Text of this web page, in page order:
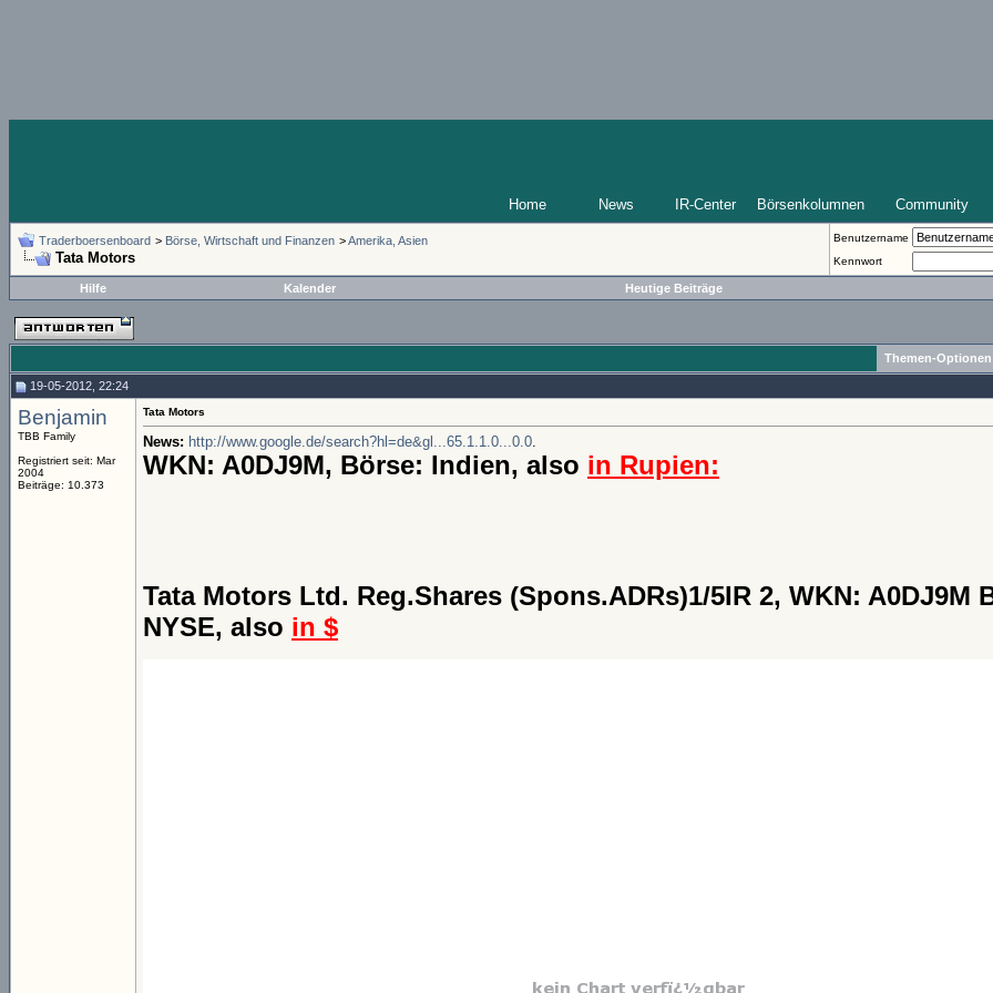
Home News IR-Center Börsenkolumnen Community
Traderboersenboard > Börse, Wirtschaft und Finanzen >Amerika, Asien
Tata Motors
Benutzername
Kennwort
Hilfe Kalender Heutige Beiträge
Themen-Optionen
19-05-2012, 22:24
Benjamin
TBB Family
Registriert seit: Mar
2004
Beiträge: 10.373
Tata Motors
News: http://www.google.de/search?hl=de&gl...65.1.1.0...0.0.
WKN: A0DJ9M, Börse: Indien, also in Rupien:
Tata Motors Ltd. Reg.Shares (Spons.ADRs)1/5IR 2, WKN: A0DJ9M
NYSE, also in $